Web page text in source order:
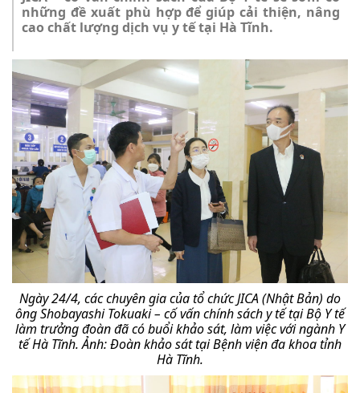
những đề xuất phù hợp để giúp cải thiện, nâng
cao chất lượng dịch vụ y tế tại Hà Tĩnh.
Ngày 24/4, các chuyên gia của tổ chức JICA (Nhật Bản) do
ông Shobayashi Tokuaki – cố vấn chính sách y tế tại Bộ Y tế
làm trưởng đoàn đã có buổi khảo sát, làm việc với ngành Y
tế Hà Tĩnh.Ảnh: Đoàn khảo sát tại Bệnh viện đa khoa tỉnh
Hà Tĩnh.